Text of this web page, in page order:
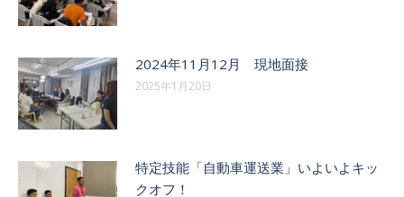
2024年11月12月 現地面接
2025年1月20日
特定技能「自動車運送業」いよいよキッ
クオフ！